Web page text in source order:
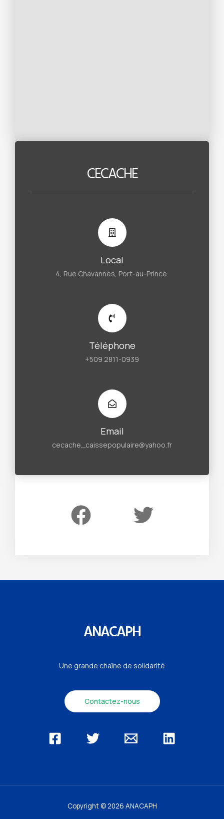
CECACHE
Local
4, Rue Chavannes, Port-au-Prince.
Téléphone
+509 2811-0939
Email
cecache_caissepopulaire@yahoo.fr
ANACAPH
Une grande chaîne de solidarité
Contactez-nous
Copyright © 2026 ANACAPH